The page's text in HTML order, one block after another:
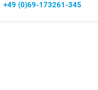
+49 (0)69-173261-345